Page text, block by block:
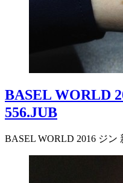
BASEL WORLD
556.JUB
BASEL WORLD 2016 ジン